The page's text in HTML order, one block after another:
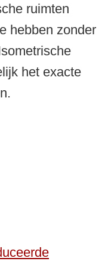
ruimten
hebben zonder
het exacte